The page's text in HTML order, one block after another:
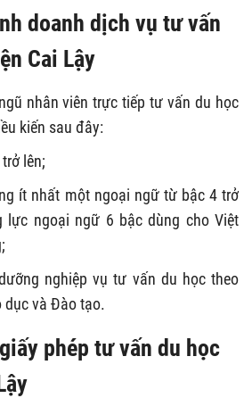
doanh dịch vụ tư vấn
Cai Lậy
nhân viên trực tiếp tư vấn du học
kiến sau đây:
lên;
ít nhất một ngoại ngữ từ bậc 4 trở
lực ngoại ngữ 6 bậc dùng cho Việt
nghiệp vụ tư vấn du học theo
dục và Đào tạo.
phép tư vấn du học